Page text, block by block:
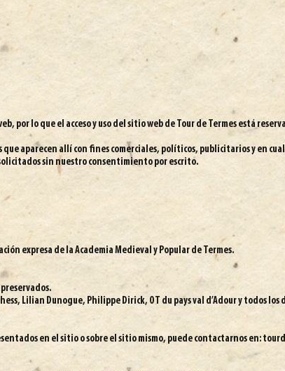
por lo que el acceso y uso del sitio web de Tour de Termes está
aparecen allí con fines comerciales, políticos, publicitarios y en
sin nuestro consentimiento por escrito.
expresa de la Academia Medieval y Popular de Termes.
Lilian Dunogue, Philippe Dirick, OT du pays val d’Adour y todos los
en el sitio o sobre el sitio mismo, puede contactarnos en: